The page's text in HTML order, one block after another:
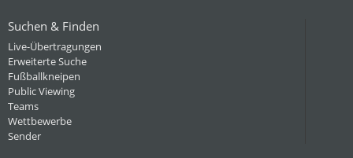
Suchen & Finden
Live-Übertragungen
Erweiterte Suche
Fußballkneipen
Public Viewing
Teams
Wettbewerbe
Sender